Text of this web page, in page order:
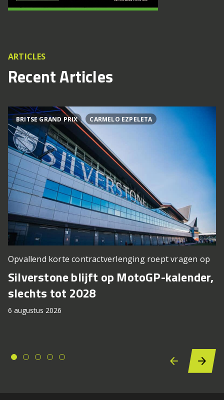
ARTICLES
Recent Articles
BRITSE GRAND PRIX CARMELO EZPELETA
Opvallend korte contractverlenging roept vragen op
Silverstone blijft op MotoGP-kalender,
slechts tot 2028
6 augustus 2026